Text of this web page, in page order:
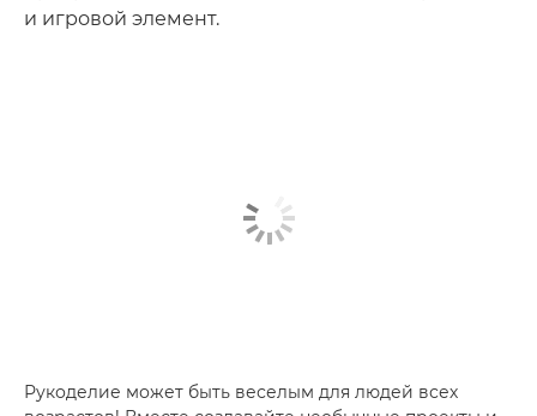
и игровой элемент.
Рукоделие может быть веселым для людей всех